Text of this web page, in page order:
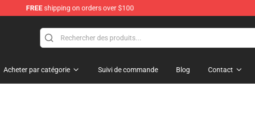
FREEshipping on orders over $100
Acheter par catégorie Suivi de commande Blog Contact